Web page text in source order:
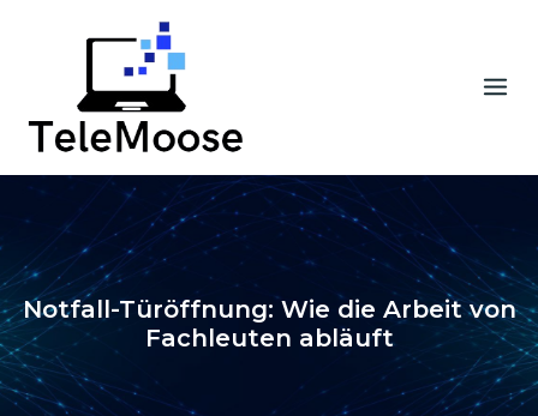
Notfall-Türöffnung: Wie die Arbeit von
Fachleuten abläuft